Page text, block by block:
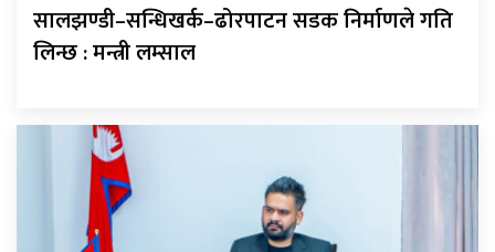
सालझण्डी–सन्धिखर्क–ढोरपाटन सडक निर्माणले गति
लिन्छ : मन्त्री लम्साल